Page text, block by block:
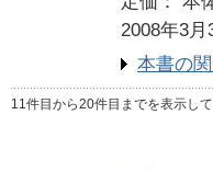
2008年3月
本書の
11件目から20件目までを表示し